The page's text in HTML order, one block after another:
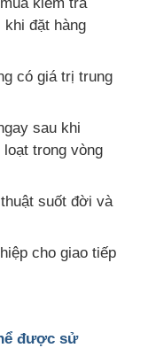
đặt hàng
có giá trị trung
sau khi
trong vòng
suốt đời và
cho giao tiếp
được sử